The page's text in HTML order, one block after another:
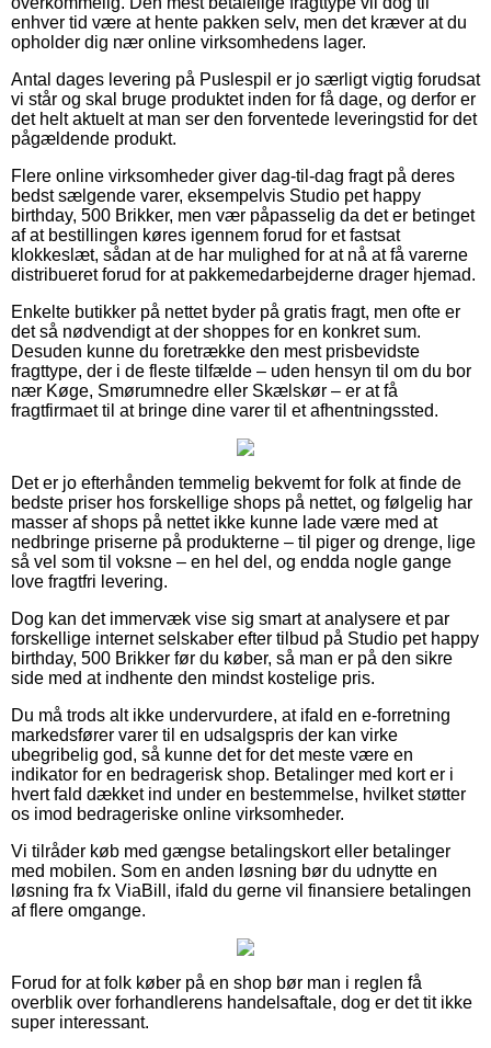
enhver tid være at hente pakken selv, men det kræver at du
opholder dig nær online virksomhedens lager.
Antal dages levering på Puslespil er jo særligt vigtig forudsat
vi står og skal bruge produktet inden for få dage, og derfor er
det helt aktuelt at man ser den forventede leveringstid for det
pågældende produkt.
Flere online virksomheder giver dag-til-dag fragt på deres
bedst sælgende varer, eksempelvis Studio pet happy
birthday, 500 Brikker, men vær påpasselig da det er betinget
af at bestillingen køres igennem forud for et fastsat
klokkeslæt, sådan at de har mulighed for at nå at få varerne
distribueret forud for at pakkemedarbejderne drager hjemad.
Enkelte butikker på nettet byder på gratis fragt, men ofte er
det så nødvendigt at der shoppes for en konkret sum.
Desuden kunne du foretrække den mest prisbevidste
fragttype, der i de fleste tilfælde – uden hensyn til om du bor
nær Køge, Smørumnedre eller Skælskør – er at få
fragtfirmaet til at bringe dine varer til et afhentningssted.
Det er jo efterhånden temmelig bekvemt for folk at finde de
bedste priser hos forskellige shops på nettet, og følgelig har
masser af shops på nettet ikke kunne lade være med at
nedbringe priserne på produkterne – til piger og drenge, lige
så vel som til voksne – en hel del, og endda nogle gange
love fragtfri levering.
Dog kan det immervæk vise sig smart at analysere et par
forskellige internet selskaber efter tilbud på Studio pet happy
birthday, 500 Brikker før du køber, så man er på den sikre
side med at indhente den mindst kostelige pris.
Du må trods alt ikke undervurdere, at ifald en e-forretning
markedsfører varer til en udsalgspris der kan virke
ubegribelig god, så kunne det for det meste være en
indikator for en bedragerisk shop. Betalinger med kort er i
hvert fald dækket ind under en bestemmelse, hvilket støtter
os imod bedrageriske online virksomheder.
Vi tilråder køb med gængse betalingskort eller betalinger
med mobilen. Som en anden løsning bør du udnytte en
løsning fra fx ViaBill, ifald du gerne vil finansiere betalingen
af flere omgange.
Forud for at folk køber på en shop bør man i reglen få
overblik over forhandlerens handelsaftale, dog er det tit ikke
super interessant.